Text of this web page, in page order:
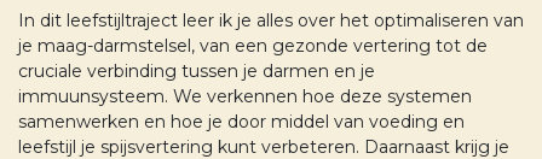
In dit leefstijltraject leer ik je alles over het optimaliseren van
je maag-darmstelsel, van een gezonde vertering tot de
cruciale verbinding tussen je darmen en je
immuunsysteem. We verkennen hoe deze systemen
samenwerken en hoe je door middel van voeding en
leefstijl je spijsvertering kunt verbeteren. Daarnaast krijg je